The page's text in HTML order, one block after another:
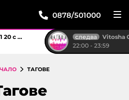
0878/501000
Боби
следва
Vitosha
22:00 - 23:59
ТАГОВЕ